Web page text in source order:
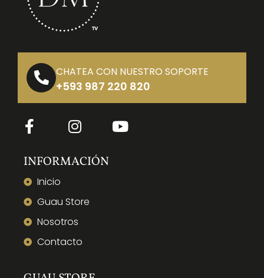
CHATEA CON NUESTRO SOPORTE
+593 987 220 820
INFORMACIÓN
Inicio
Guau Store
Nosotros
Contacto